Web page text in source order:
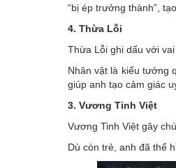
“bị ép trưởng thành”,
4. Thừa Lỗi
Thừa Lỗi ghi dấu với
Nhân vật là kiểu tướng
giúp anh tạo cảm giác
3. Vương Tinh Việt
Vương Tinh Việt gây
Dù còn trẻ, anh đã thể